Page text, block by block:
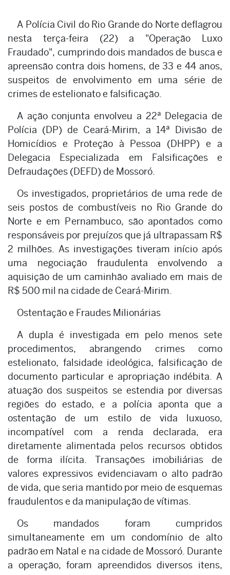
A Polícia Civil do Rio Grande do Norte deflagrou
nesta terça-feira (22) a "Operação Luxo
Fraudado", cumprindo dois mandados de busca e
apreensão contra dois homens, de 33 e 44 anos,
suspeitos de envolvimento em uma série de
crimes de estelionato e falsificação.
A ação conjunta envolveu a 22ª Delegacia de
Polícia (DP) de Ceará-Mirim, a 14ª Divisão de
Homicídios e Proteção à Pessoa (DHPP) e a
Delegacia Especializada em Falsificações e
Defraudações (DEFD) de Mossoró.
Os investigados, proprietários de uma rede de
seis postos de combustíveis no Rio Grande do
Norte e em Pernambuco, são apontados como
responsáveis por prejuízos que já ultrapassam R$
2 milhões. As investigações tiveram início após
uma negociação fraudulenta envolvendo a
aquisição de um caminhão avaliado em mais de
R$ 500 mil na cidade de Ceará-Mirim.
Ostentação e Fraudes Milionárias
A dupla é investigada em pelo menos sete
procedimentos, abrangendo crimes como
estelionato, falsidade ideológica, falsificação de
documento particular e apropriação indébita. A
atuação dos suspeitos se estendia por diversas
regiões do estado, e a polícia aponta que a
ostentação de um estilo de vida luxuoso,
incompatível com a renda declarada, era
diretamente alimentada pelos recursos obtidos
de forma ilícita. Transações imobiliárias de
valores expressivos evidenciavam o alto padrão
de vida, que seria mantido por meio de esquemas
fraudulentos e da manipulação de vítimas.
Os mandados foram cumpridos
simultaneamente em um condomínio de alto
padrão em Natal e na cidade de Mossoró. Durante
a operação, foram apreendidos diversos itens,